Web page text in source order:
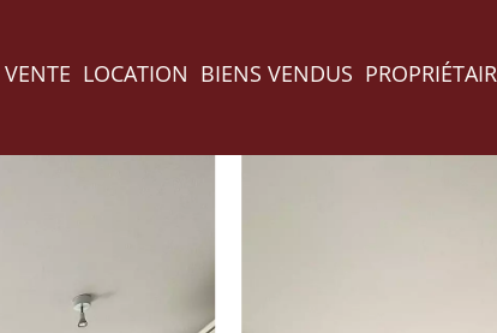
VENTE LOCATION BIENS VENDUS